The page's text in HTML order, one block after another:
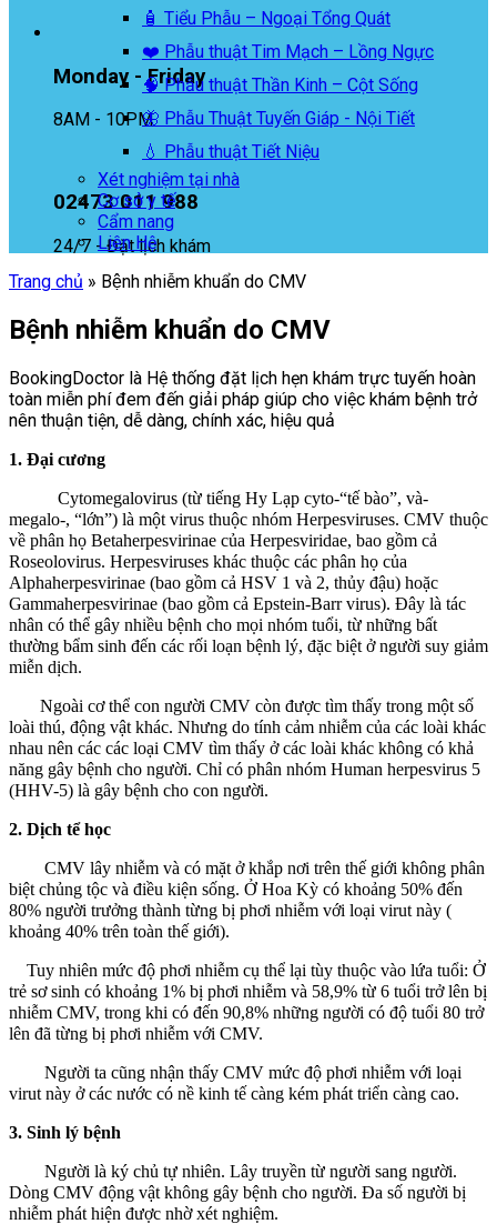
Monday - Friday
8AM - 10PM
02473 011 988
24/7 - Đặt lịch khám
🧴 Tiểu Phẫu – Ngoại Tổng Quát
❤️ Phẫu thuật Tim Mạch – Lồng Ngực
🧠 Phẫu thuật Thần Kinh – Cột Sống
🦋 Phẫu Thuật Tuyến Giáp - Nội Tiết
💧 Phẫu thuật Tiết Niệu
Xét nghiệm tại nhà
Cơ sở y tế
Cẩm nang
Liên Hệ
Trang chủ » Bệnh nhiễm khuẩn do CMV
Bệnh nhiễm khuẩn do CMV
BookingDoctor là Hệ thống đặt lịch hẹn khám trực tuyến hoàn
toàn miễn phí đem đến giải pháp giúp cho việc khám bệnh trở
nên thuận tiện, dễ dàng, chính xác, hiệu quả
1. Đại cương
Cytomegalovirus (từ tiếng Hy Lạp cyto-“tế bào”, và-
megalo-, “lớn”) là một virus thuộc nhóm Herpesviruses. CMV thuộc
về phân họ Betaherpesvirinae của Herpesviridae, bao gồm cả
Roseolovirus. Herpesviruses khác thuộc các phân họ của
Alphaherpesvirinae (bao gồm cả HSV 1 và 2, thủy đậu) hoặc
Gammaherpesvirinae (bao gồm cả Epstein-Barr virus). Đây là tác
nhân có thể gây nhiều bệnh cho mọi nhóm tuổi, từ những bất
thường bẩm sinh đến các rối loạn bệnh lý, đặc biệt ở người suy giảm
miễn dịch.
Ngoài cơ thể con người CMV còn được tìm thấy trong một số
loài thú, động vật khác. Nhưng do tính cảm nhiễm của các loài khác
nhau nên các các loại CMV tìm thấy ở các loài khác không có khả
năng gây bệnh cho người. Chỉ có phân nhóm Human herpesvirus 5
(HHV-5) là gây bệnh cho con người.
2. Dịch tể học
CMV lây nhiễm và có mặt ở khắp nơi trên thế giới không phân
biệt chủng tộc và điều kiện sống. Ở Hoa Kỳ có khoảng 50% đến
80% người trưởng thành từng bị phơi nhiễm với loại virut này (
khoảng 40% trên toàn thế giới).
Tuy nhiên mức độ phơi nhiễm cụ thể lại tùy thuộc vào lứa tuổi: Ở
trẻ sơ sinh có khoảng 1% bị phơi nhiễm và 58,9% từ 6 tuổi trở lên bị
nhiễm CMV, trong khi có đến 90,8% những người có độ tuổi 80 trở
lên đã từng bị phơi nhiễm với CMV.
Người ta cũng nhận thấy CMV mức độ phơi nhiễm với loại
virut này ở các nước có nề kinh tế càng kém phát triển càng cao.
3. Sinh lý bệnh
Người là ký chủ tự nhiên. Lây truyền từ người sang người.
Dòng CMV động vật không gây bệnh cho người. Đa số người bị
nhiễm phát hiện được nhờ xét nghiệm.